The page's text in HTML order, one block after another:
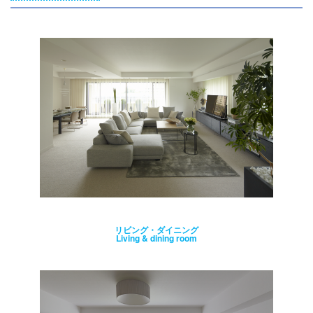
リビング・ダイニング
Living & dining room